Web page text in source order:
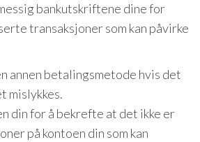
bankutskriftene dine for
transaksjoner som kan påvirke
annen betalingsmetode hvis det
mislykkes.
din for å bekrefte at det ikke er
på kontoen din som kan